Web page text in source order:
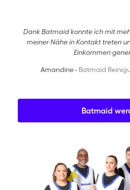
Dank Batmaid konnte ich mit
meiner Nähe in Kontakt treten
Einkommen
Amandine - Batmaid
Batmaid